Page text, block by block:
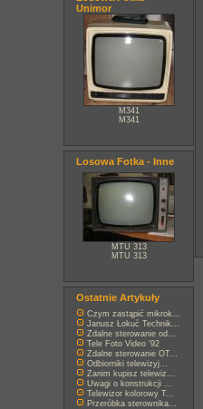
Unimor
M341
M341
Losowa Fotka - Inne
MTU 313
MTU 313
Ostatnie Artykuły
Czym zastąpić mikrok...
Janusz Łokuć Technik...
Zdalne sterowanie od...
Tele Foto Video '92
Zdalne sterowanie OT...
Odbiorniki telewizyj...
Zanim kupisz telewiz...
Uwagi o konstrukcji ...
Telewizor kolorowy T...
Przeróbka sterownika...